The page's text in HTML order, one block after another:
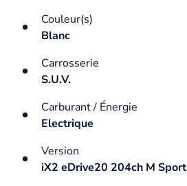
Couleur(s)
Blanc
Carrosserie
S.U.V.
Carburant / Énergie
Electrique
Version
iX2 eDrive20 204ch M Sport